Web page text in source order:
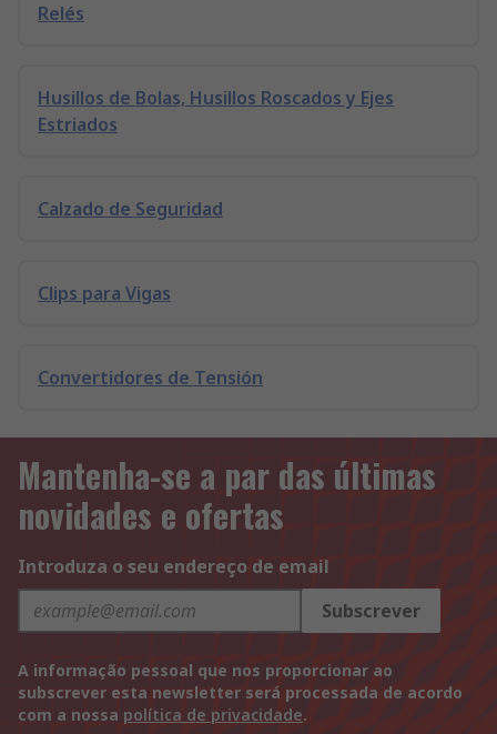
Relés
Husillos de Bolas, Husillos Roscados y Ejes
Estriados
Calzado de Seguridad
Clips para Vigas
Convertidores de Tensión
Mantenha-se a par das últimas
novidades e ofertas
Introduza o seu endereço de email
Subscrever
A informação pessoal que nos proporcionar ao
subscrever esta newsletter será processada de acordo
com a nossa política de privacidade.